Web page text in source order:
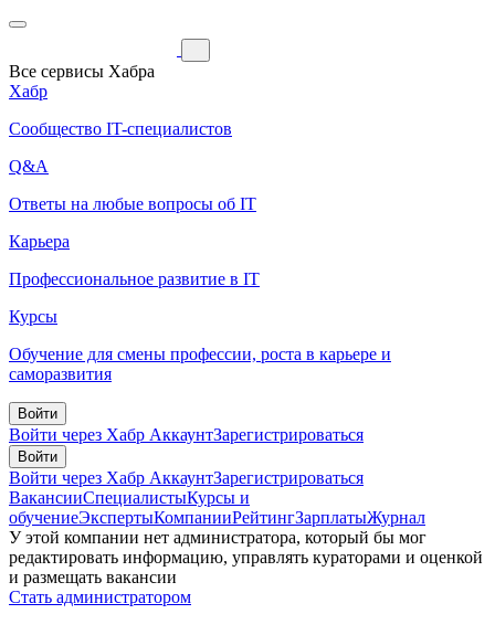
Все сервисы Хабра
Хабр
Сообщество IT-специалистов
Q&A
Ответы на любые вопросы об IT
Карьера
Профессиональное развитие в IT
Курсы
Обучение для смены профессии, роста в карьере и
саморазвития
Войти
Войти через Хабр АккаунтЗарегистрироваться
Войти
Войти через Хабр АккаунтЗарегистрироваться
ВакансииСпециалистыКурсы и
обучениеЭкспертыКомпанииРейтингЗарплатыЖурнал
У этой компании нет администратора, который бы мог
редактировать информацию, управлять кураторами и оценкой
и размещать вакансии
Стать администратором